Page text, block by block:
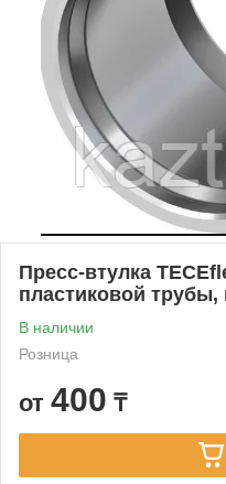
Пресс-втулка
пластиковой трубы,
В наличии
Розница
от 400 ₸